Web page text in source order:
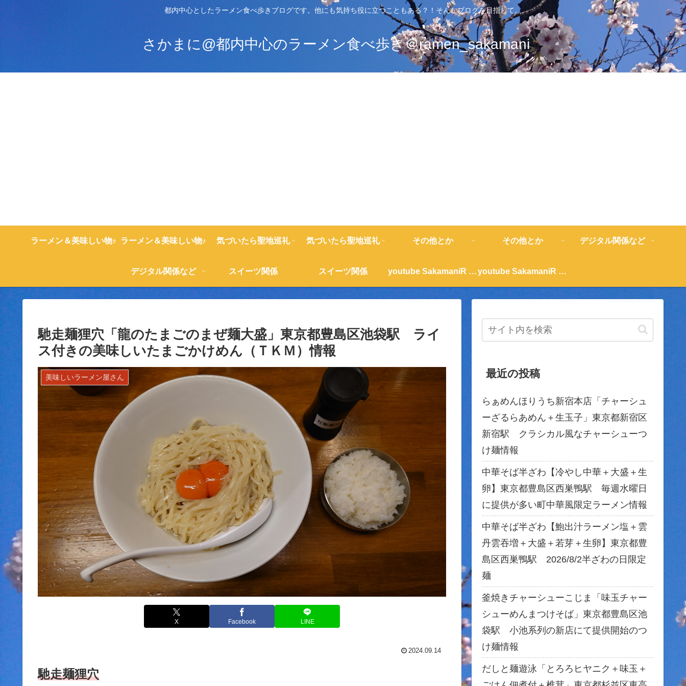
都内中心としたラーメン食べ歩きブログです。他にも気持ち役に立つこともある？！そんなブログを目指して。
さかまに@都内中心のラーメン食べ歩き＠ramen_sakamani
ラーメン＆美味しい物♪ ラーメン＆美味しい物♪ 気づいたら聖地巡礼 気づいたら聖地巡礼 その他とか その他とか デジタル関係など
デジタル関係など スイーツ関係 スイーツ関係 youtube SakamaniR 紹介 youtube SakamaniR 紹介
馳走麺狸穴「龍のたまごのまぜ麺大盛」東京都豊島区池袋駅 ライ
ス付きの美味しいたまごかけめん（ＴＫＭ）情報
美味しいラーメン屋さん
X Facebook LINE
2024.09.14
馳走麺狸穴
最近の投稿
らぁめんほりうち新宿本店「チャーシュ
ーざるらあめん＋生玉子」東京都新宿区
新宿駅 クラシカル風なチャーシューつ
け麺情報
中華そば半ざわ【冷やし中華＋大盛＋生
卵】東京都豊島区西巣鴨駅 毎週水曜日
に提供が多い町中華風限定ラーメン情報
中華そば半ざわ【鮑出汁ラーメン塩＋雲
丹雲吞増＋大盛＋若芽＋生卵】東京都豊
島区西巣鴨駅 2026/8/2半ざわの日限定
麺
釜焼きチャーシューこじま「味玉チャー
シューめんまつけそば」東京都豊島区池
袋駅 小池系列の新店にて提供開始のつ
け麺情報
だしと麺遊泳「とろろヒヤニク＋味玉＋